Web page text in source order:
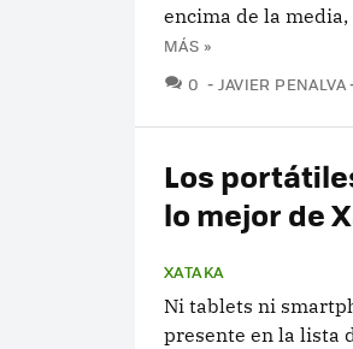
encima de la media,
MÁS »
0 COMENTARIOS
JAVIER PENALVA
Los
lo mejor de
XATAKA
Ni tablets ni
presente en la lista